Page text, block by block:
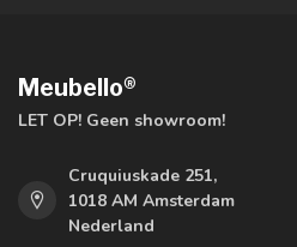
Meubello®
LET OP! Geen showroom!
Cruquiuskade 251,
1018 AM Amsterdam
Nederland